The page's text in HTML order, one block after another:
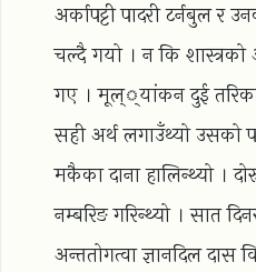
अर्कापट्टी पादरी टर्नबुल र
चल्दै गयो । न कि शास्त्रको
गए । मूल््यांकन दुई
सही अर्थ लगाउँथ्यो उसको
मकैका दाना हालिन्थ्यो ।
नम्बरिङ गरिन्थ्यो । सात
अन्ततोगत्वा ज्ञानदिल दास